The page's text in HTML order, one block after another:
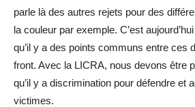
parle là des autres rejets pour des
la couleur par exemple. C’est
qu’il y a des points communs entre ces
front. Avec la LICRA, nous devons être
qu’il y a discrimination pour défendre et
victimes.